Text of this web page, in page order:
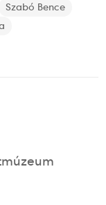
Szabó Bence